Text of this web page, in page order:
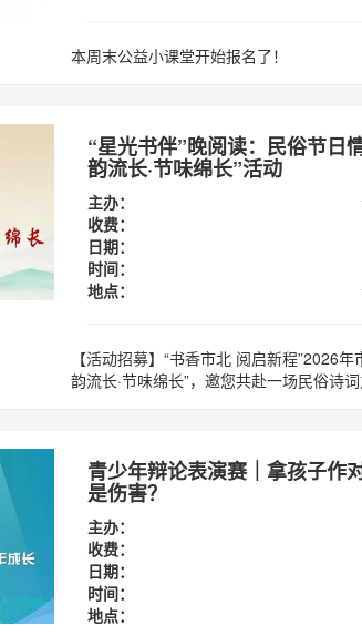
本周末公益小课堂开始报名了！
“星光书伴”晚阅读：民俗节
韵流长·节味绵长”活动
主办：
收费：
日期：
时间：
地点：
【活动招募】“书香市北 阅启新程”2026
韵流长·节味绵长”，邀您共赴一场民俗诗
青少年辩论表演赛｜拿孩子作
是伤害？
主办：
收费：
日期：
时间：
地点：